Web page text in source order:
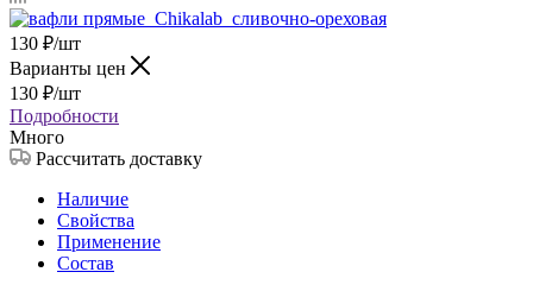
130 ₽/шт
Варианты цен
130 ₽/шт
Подробности
Много
Рассчитать доставку
Наличие
Свойства
Применение
Состав